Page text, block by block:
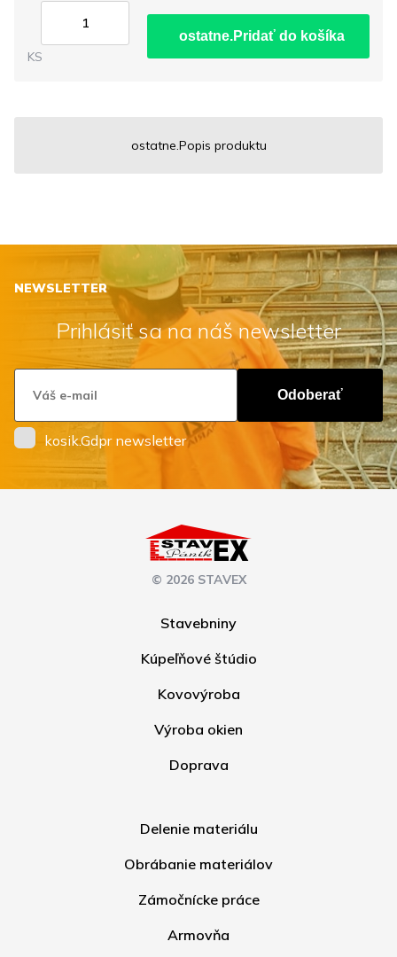
KS
ostatne.Pridať do košíka
ostatne.Popis produktu
NEWSLETTER
Prihlásiť sa na náš newsletter
Odoberať
kosik.Gdpr newsletter
© 2026 STAVEX
Stavebniny
Kúpeľňové štúdio
Kovovýroba
Výroba okien
Doprava
Delenie materiálu
Obrábanie materiálov
Zámočnícke práce
Armovňa